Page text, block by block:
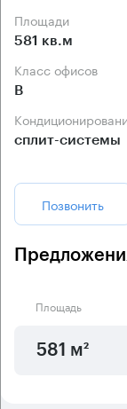
Площади
581 кв.м
Класс офисов
B
сплит-системы
Позвонить
Площадь
581 м²